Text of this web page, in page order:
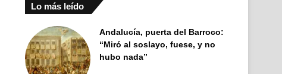
Lo más leído
Andalucía, puerta del Barroco:
“Miró al soslayo, fuese, y no
hubo nada”